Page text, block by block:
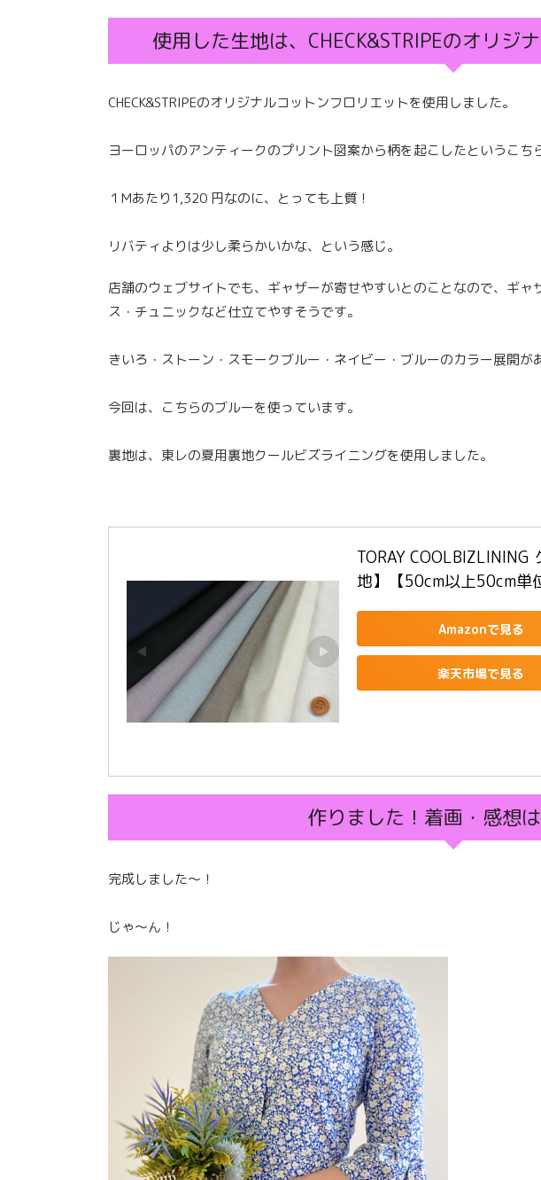
使用した生地は、CHECK&STRIPEのオリジ
CHECK&STRIPEのオリジナルコットンフロリエットを使用しました。
ヨーロッパのアンティークのプリント図案から柄を起こしたというこち
１Mあたり1,320 円なのに、とっても上質！
リバティよりは少し柔らかいかな、という感じ。
店舗のウェブサイトでも、ギャザーが寄せやすいとのことなので、ギ
ス・チュニックなど仕立てやすそうです。
きいろ・ストーン・スモークブルー・ネイビー・ブルーのカラー展開が
今回は、こちらのブルーを使っています。
裏地は、東レの夏用裏地クールビズライニングを使用しました。
TORAY
地】【50cm以上50cm単
Amazonで見る
楽天市場で見る
作りました！着画・感想
完成しました〜！
じゃ〜ん！